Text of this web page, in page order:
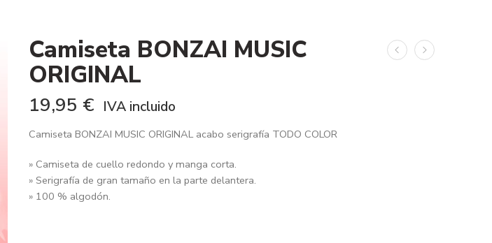
Camiseta BONZAI MUSIC
ORIGINAL
19,95 € IVA incluido
Camiseta BONZAI MUSIC ORIGINAL acabo serigrafía TODO COLOR
» Camiseta de cuello redondo y manga corta.
» Serigrafía de gran tamaño en la parte delantera.
» 100 % algodón.